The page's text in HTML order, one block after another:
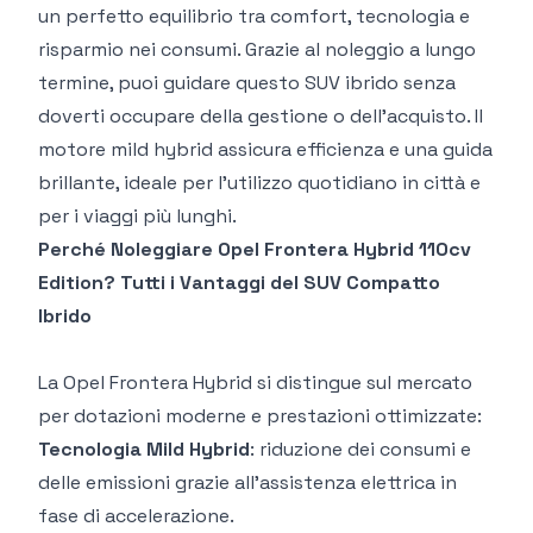
un perfetto equilibrio tra comfort, tecnologia e
risparmio nei consumi. Grazie al noleggio a lungo
termine, puoi guidare questo SUV ibrido senza
doverti occupare della gestione o dell’acquisto. Il
motore mild hybrid assicura efficienza e una guida
brillante, ideale per l’utilizzo quotidiano in città e
per i viaggi più lunghi.
Perché Noleggiare Opel Frontera Hybrid 110cv
Edition? Tutti i Vantaggi del SUV Compatto
Ibrido
LaOpel Frontera Hybrid si distingue sul mercato
per dotazioni moderne e prestazioni ottimizzate:
Tecnologia Mild Hybrid: riduzione dei consumi e
delle emissioni grazie all’assistenza elettrica in
fase di accelerazione.